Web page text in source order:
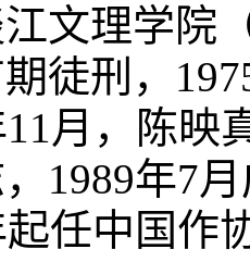
文理学院
徒刑，
月，陈映
1989年7
起任中国作